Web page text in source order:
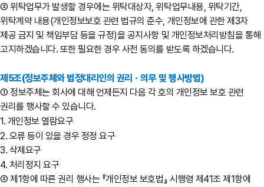
② 위탁업무가 발생할 경우에는 위탁대상자, 위탁업무내용, 위탁기간,
위탁계약 내용(개인정보보호 관련 법규의 준수, 개인정보에 관한 제3자
제공 금지 및 책임부담 등을 규정)을 공지사항 및 개인정보처리방침을 통해
고지하겠습니다. 또한 필요한 경우 사전 동의를 받도록 하겠습니다.
제5조(정보주체와 법정대리인의 권리ㆍ의무 및 행사방법)
① 정보주체는 회사에 대해 언제든지 다음 각 호의 개인정보 보호 관련
권리를 행사할 수 있습니다.
1. 개인정보 열람요구
2. 오류 등이 있을 경우 정정 요구
3. 삭제요구
4. 처리정지 요구
② 제1항에 따른 권리 행사는 『개인정보 보호법』 시행령 제41조 제1항에